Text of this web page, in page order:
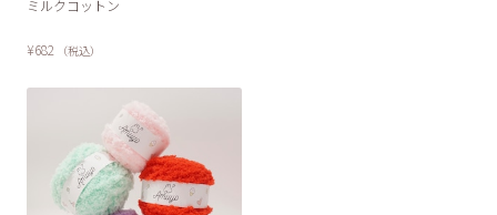
ミルクコットン
¥682 （税込）